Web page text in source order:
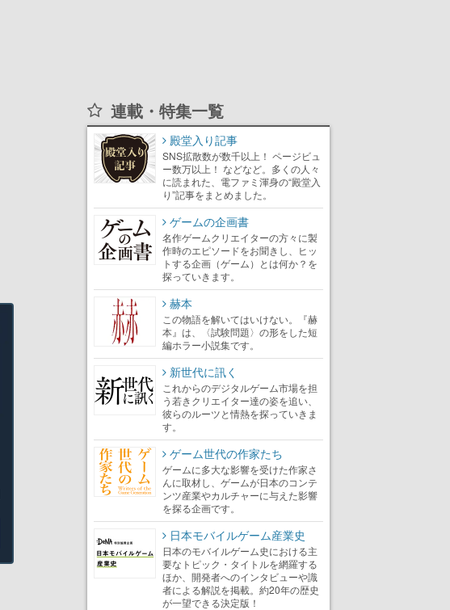
連載・特集一覧
殿堂入り記事
SNS拡散数が数千以上！ ページビュ
ー数万以上！ などなど。多くの人々
に読まれた、電ファミ渾身の“殿堂入
り”記事をまとめました。
ゲームの企画書
名作ゲームクリエイターの方々に製
作時のエピソードをお聞きし、ヒッ
トする企画（ゲーム）とは何か？を
探っていきます。
赫本
この物語を解いてはいけない。『赫
本』は、〈試験問題〉の形をした短
編ホラー小説集です。
新世代に訊く
これからのデジタルゲーム市場を担
う若きクリエイター達の姿を追い、
彼らのルーツと情熱を探っていきま
す。
ゲーム世代の作家たち
ゲームに多大な影響を受けた作家さ
んに取材し、ゲームが日本のコンテ
ンツ産業やカルチャーに与えた影響
を探る企画です。
日本モバイルゲーム産業史
日本のモバイルゲーム史における主
要なトピック・タイトルを網羅する
ほか、開発者へのインタビューや識
者による解説を掲載。約20年の歴史
が一望できる決定版！